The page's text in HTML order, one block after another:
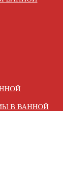
В ВАННОЙ